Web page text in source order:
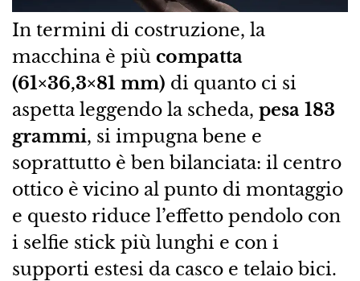
In termini di costruzione, la
macchina è più compatta
(61×36,3×81 mm) di quanto ci si
aspetta leggendo la scheda, pesa 183
grammi, si impugna bene e
soprattutto è ben bilanciata: il centro
ottico è vicino al punto di montaggio
e questo riduce l’effetto pendolo con
i selfie stick più lunghi e con i
supporti estesi da casco e telaio bici.